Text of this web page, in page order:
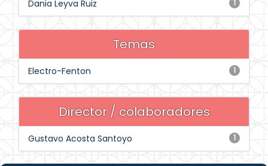
1
Dania Leyva Ruiz
Temas
1
Electro-Fenton
Director / colaboradores
1
Gustavo Acosta Santoyo